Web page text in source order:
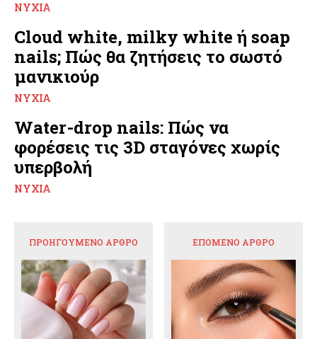
ΝΎΧΙΑ
Cloud white, milky white ή soap
nails; Πώς θα ζητήσεις το σωστό
μανικιούρ
ΝΎΧΙΑ
Water-drop nails: Πώς να
φορέσεις τις 3D σταγόνες χωρίς
υπερβολή
ΝΎΧΙΑ
ΠΡΟΗΓΟΎΜΕΝΟ ΆΡΘΡΟ ΕΠΌΜΕΝΟ ΆΡΘΡΟ